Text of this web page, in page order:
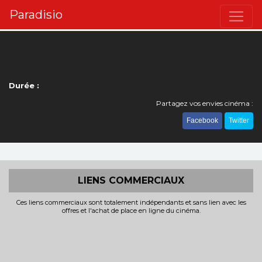
Paradisio
Durée :
Partagez vos envies cinéma :
Facebook Twitter
LIENS COMMERCIAUX
Ces liens commerciaux sont totalement indépendants et sans lien avec les
offres et l'achat de place en ligne du cinéma.